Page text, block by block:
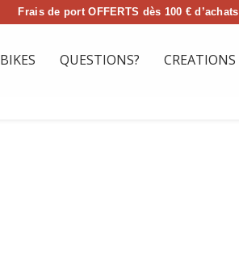
Frais de port OFFERTS dès 100 € d’achats
BIKES QUESTIONS? CREATIONS